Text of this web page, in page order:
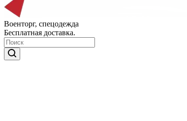
Военторг, спецодежда
Бесплатная доставка.